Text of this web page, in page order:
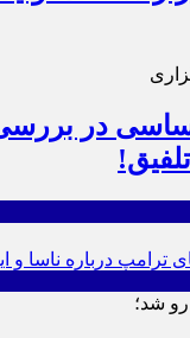
در بررسی
شد؛